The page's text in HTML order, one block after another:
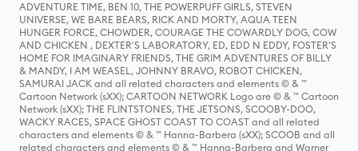
ADVENTURE TIME, BEN 10, THE POWERPUFF GIRLS, STEVEN
UNIVERSE, WE BARE BEARS, RICK AND MORTY, AQUA TEEN
HUNGER FORCE, CHOWDER, COURAGE THE COWARDLY DOG, COW
AND CHICKEN , DEXTER'S LABORATORY, ED, EDD N EDDY, FOSTER'S
HOME FOR IMAGINARY FRIENDS, THE GRIM ADVENTURES OF BILLY
& MANDY, I AM WEASEL, JOHNNY BRAVO, ROBOT CHICKEN,
SAMURAI JACK and all related characters and elements © & ™
Cartoon Network (sXX); CARTOON NETWORK Logo are © & ™ Cartoon
Network (sXX); THE FLINTSTONES, THE JETSONS, SCOOBY-DOO,
WACKY RACES, SPACE GHOST COAST TO COAST and all related
characters and elements © & ™ Hanna-Barbera (sXX); SCOOB and all
related characters and elements © & ™ Hanna-Barbera and Warner